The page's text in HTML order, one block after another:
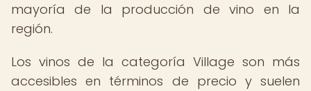
mayoría de la producción de vino en la
región.
Los vinos de la categoría Village son más
accesibles en términos de precio y suelen